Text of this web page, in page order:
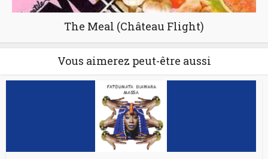
The Meal (Château Flight)
Vous aimerez peut-être aussi